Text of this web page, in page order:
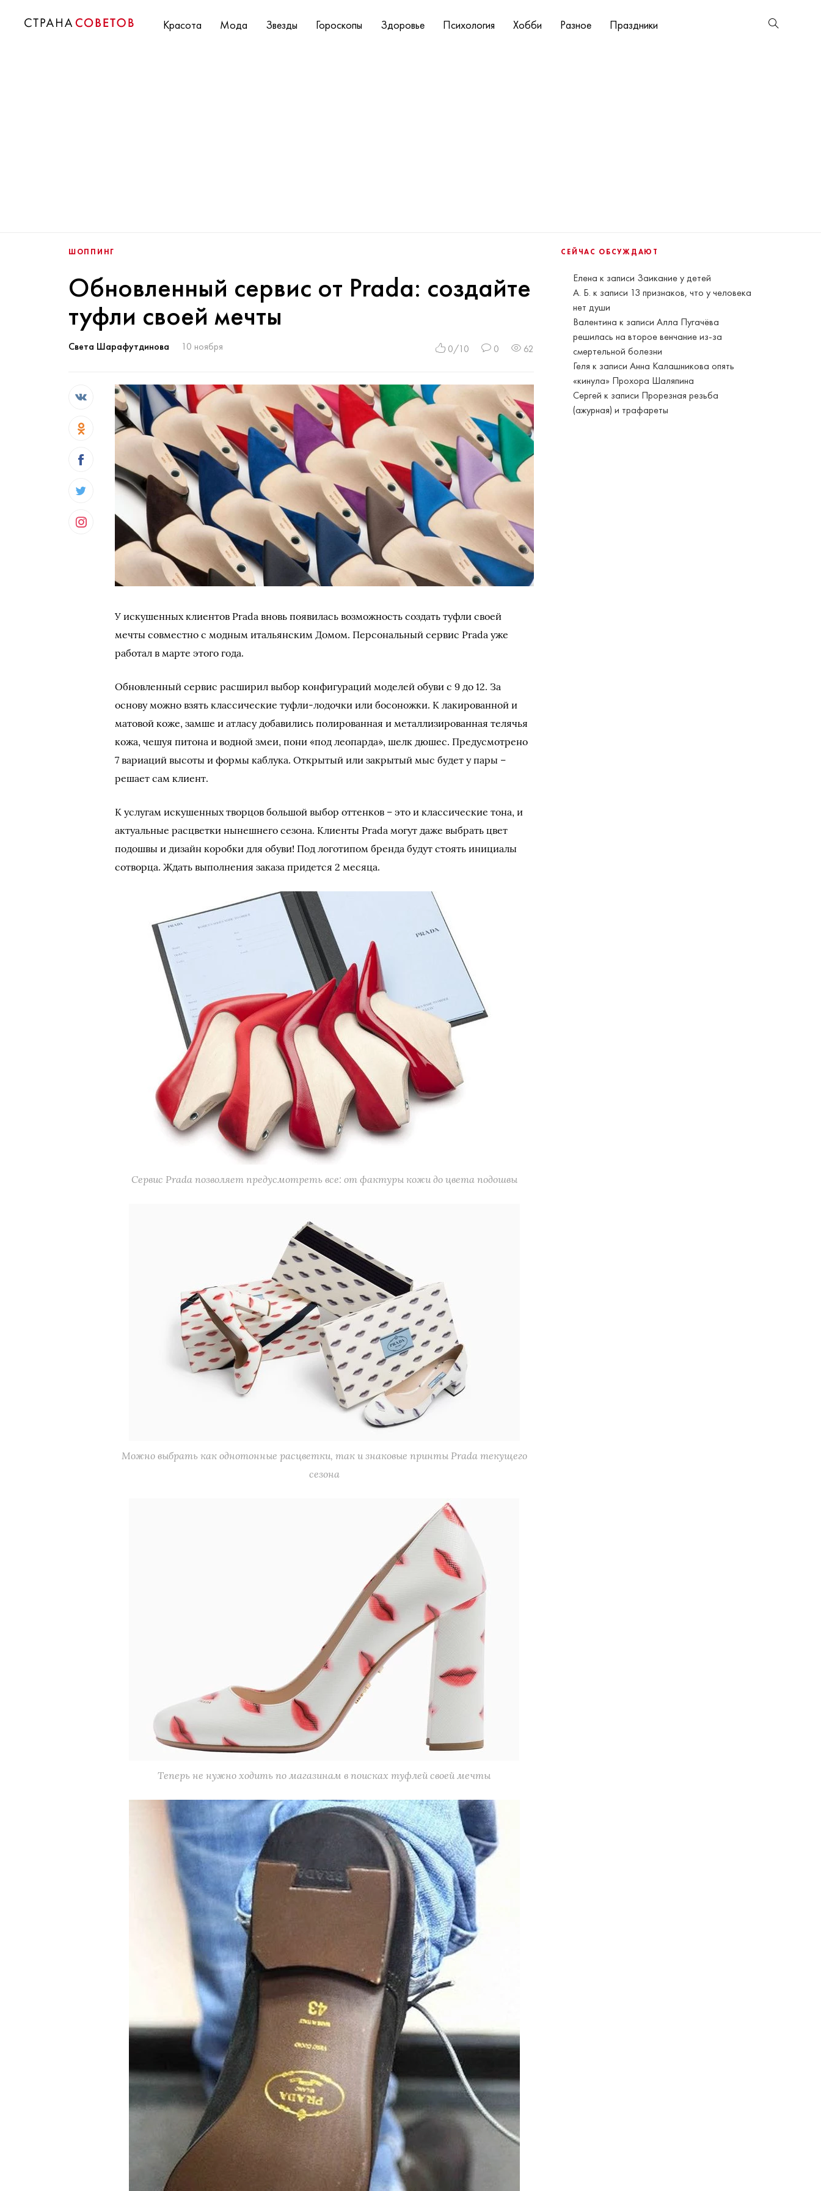
Красота Мода Звезды Гороскопы Здоровье Психология Хобби Разное Праздники
СЕЙЧАС ОБСУЖДАЮТ
Елена к записи Заикание у детей
А. Б. к записи 13 признаков, что у человека
нет души
Валентина к записиАлла Пугачёва
решилась на второе венчание из-за
смертельной болезни
Геля к записиАнна Калашникова опять
«кинула» Прохора Шаляпина
Сергей к записи Прорезная резьба
(ажурная) и трафареты
ШОППИНГ
Обновленный сервис от Prada: создайте
туфли своей мечты
Света Шарафутдинова 10 ноября 0/10 0 62
У искушенных клиентов Prada вновь появилась возможность создать туфли своей
мечты совместно с модным итальянским Домом. Персональный сервис Prada уже
работал в марте этого года.
Обновленный сервис расширил выбор конфигураций моделей обуви с 9 до 12. За
основу можно взять классические туфли-лодочки или босоножки. К лакированной и
матовой коже, замше и атласу добавились полированная и металлизированная телячья
кожа, чешуя питона и водной змеи, пони «под леопарда», шелк дюшес. Предусмотрено
7 вариаций высоты и формы каблука. Открытый или закрытый мыс будет у пары –
решает сам клиент.
К услугам искушенных творцов большой выбор оттенков – это и классические тона, и
актуальные расцветки нынешнего сезона. Клиенты Prada могут даже выбрать цвет
подошвы и дизайн коробки для обуви! Под логотипом бренда будут стоять инициалы
сотворца. Ждать выполнения заказа придется 2 месяца.
Сервис Prada позволяет предусмотреть все: от фактуры кожи до цвета подошвы
Можно выбрать как однотонные расцветки, так и знаковые принты Prada текущего
сезона
Теперь не нужно ходить по магазинам в поисках туфлей своей мечты